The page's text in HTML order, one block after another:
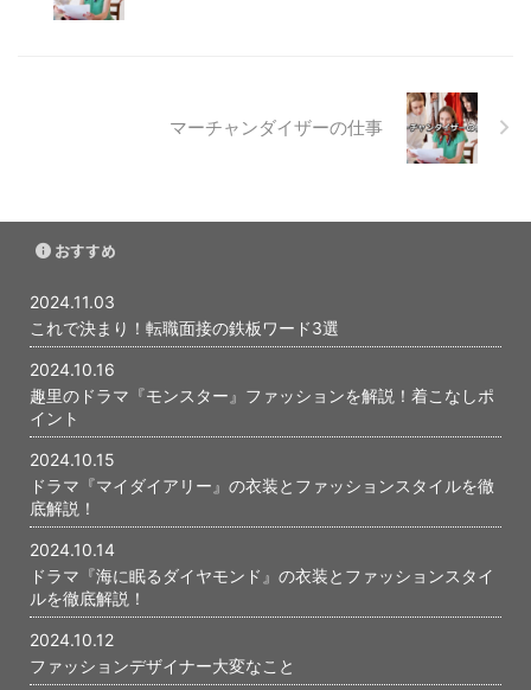
トレンドに敏感であること、臨機
マーチャンダイザーの仕事
おすすめ
2024.11.03
これで決まり！転職面接の鉄板ワード3選
2024.10.16
趣里のドラマ『モンスター』ファッションを解説！着こなしポ
イント
2024.10.15
ドラマ『マイダイアリー』の衣装とファッションスタイルを徹
底解説！
2024.10.14
ドラマ『海に眠るダイヤモンド』の衣装とファッションスタイ
ルを徹底解説！
2024.10.12
ファッションデザイナー大変なこと